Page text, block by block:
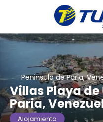
Peninsula de Paria,
Villas Playa
Paria,
Alojamiento